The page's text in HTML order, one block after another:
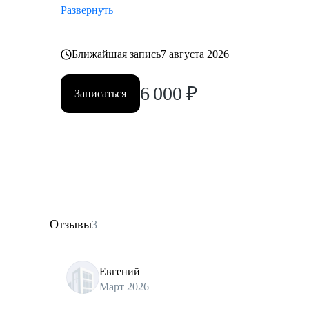
Развернуть
Ближайшая запись7 августа 2026
Записаться 6 000 ₽
Отзывы3
Евгений
Март 2026